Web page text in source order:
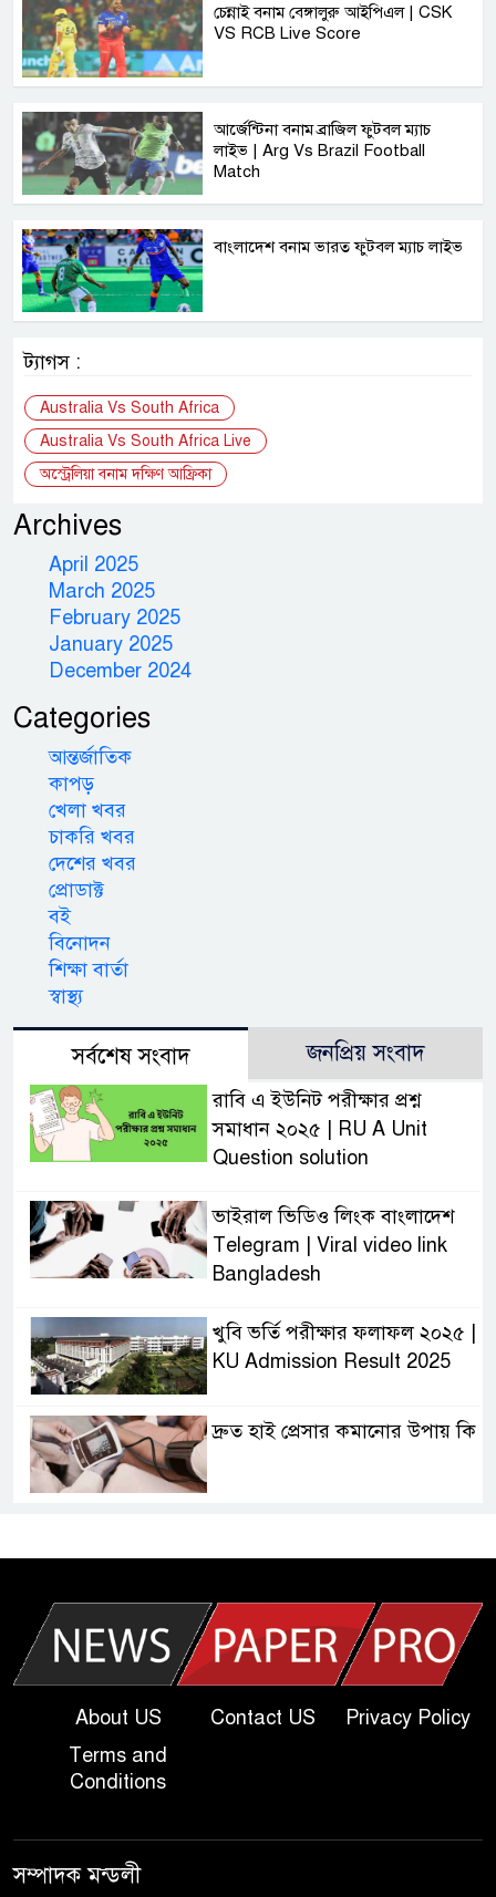
চেন্নাই বনাম বেঙ্গালুরু আইপিএল | CSK
VS RCB Live Score
আর্জেন্টিনা বনাম ব্রাজিল ফুটবল ম্যাচ
লাইভ | Arg Vs Brazil Football
Match
বাংলাদেশ বনাম ভারত ফুটবল ম্যাচ লাইভ
ট্যাগস :
Australia Vs South Africa
Australia Vs South Africa Live
অস্ট্রেলিয়া বনাম দক্ষিণ আফ্রিকা
Archives
April 2025
March 2025
February 2025
January 2025
December 2024
Categories
আন্তর্জাতিক
কাপড়
খেলা খবর
চাকরি খবর
দেশের খবর
প্রোডাক্ট
বই
বিনোদন
শিক্ষা বার্তা
স্বাস্থ্য
সর্বশেষ সংবাদ জনপ্রিয় সংবাদ
রাবি এ ইউনিট পরীক্ষার প্রশ্ন
সমাধান ২০২৫ | RU A Unit
Question solution
ভাইরাল ভিডিও লিংক বাংলাদেশ
Telegram | Viral video link
Bangladesh
খুবি ভর্তি পরীক্ষার ফলাফল ২০২৫ |
KU Admission Result 2025
দ্রুত হাই প্রেসার কমানোর উপায় কি
| Today Dakhil Exam
খুবি সি ইউনিট ভর্তি পরীক্ষার প্রশ্ন
২০২৫ | KU C Unit Admission
Question
About US Contact US
Privacy Policy
Terms and
Conditions
সম্পাদক মন্ডলী